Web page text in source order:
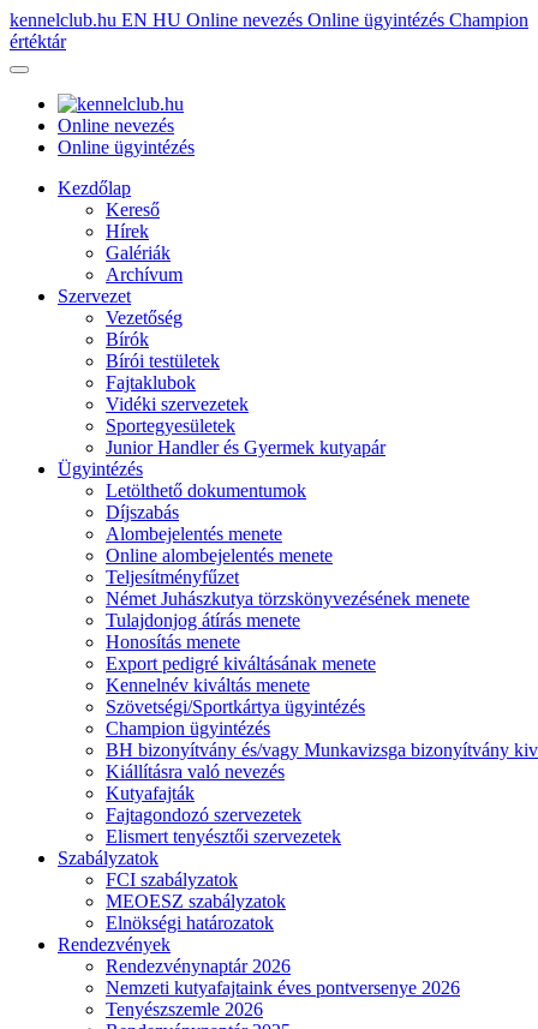
kennelclub.hu EN HU Online nevezés Online ügyintézés Champion
értéktár
Online nevezés
Online ügyintézés
Kezdőlap
Kereső
Hírek
Galériák
Archívum
Szervezet
Vezetőség
Bírók
Bírói testületek
Fajtaklubok
Vidéki szervezetek
Sportegyesületek
Junior Handler és Gyermek kutyapár
Ügyintézés
Letölthető dokumentumok
Díjszabás
Alombejelentés menete
Online alombejelentés menete
Teljesítményfűzet
Német Juhászkutya törzskönyvezésének menete
Tulajdonjog átírás menete
Honosítás menete
Export pedigré kiváltásának menete
Kennelnév kiváltás menete
Szövetségi/Sportkártya ügyintézés
Champion ügyintézés
BH bizonyítvány és/vagy Munkavizsga bizonyítvány
Kiállításra való nevezés
Kutyafajták
Fajtagondozó szervezetek
Elismert tenyésztői szervezetek
Szabályzatok
FCI szabályzatok
MEOESZ szabályzatok
Elnökségi határozatok
Rendezvények
Rendezvénynaptár 2026
Nemzeti kutyafajtaink éves pontversenye 2026
Tenyészszemle 2026